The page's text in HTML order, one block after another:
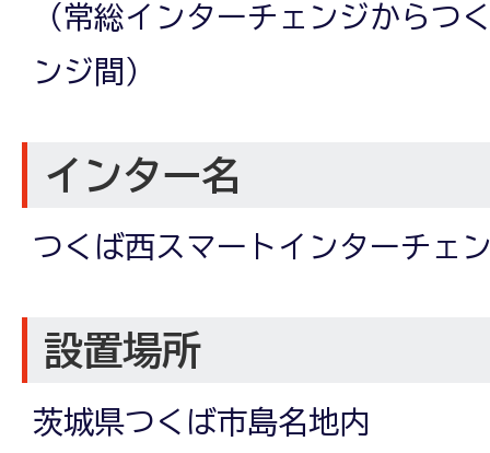
（常総インターチェンジからつ
ンジ間）
インター名
つくば西スマートインターチェ
設置場所
茨城県つくば市島名地内